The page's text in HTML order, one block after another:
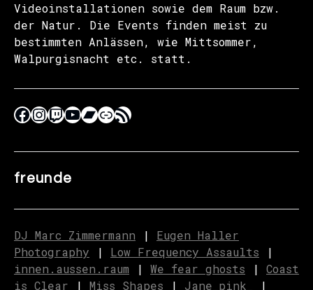
Videoinstallationen sowie dem Raum bzw.
der Natur. Die Events finden meist zu
bestimmten Anlässen, wie Mittsommer,
Walpurgisnacht etc. statt.
freunde
DJ Marc Zimmermann | Eugen Haller
Photography | Low Frequency Assaults |
innen.aussen.raum | We fear ghosts | Coast
is Clear | Miss Shapes | Jane_pink_ |